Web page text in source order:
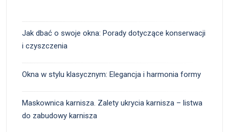
Jak dbać o swoje okna: Porady dotyczące konserwacji
i czyszczenia
Okna w stylu klasycznym: Elegancja i harmonia formy
Maskownica karnisza. Zalety ukrycia karnisza – listwa
do zabudowy karnisza